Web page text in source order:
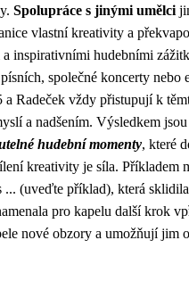
Spolupráce s jinými umělci
vlastní kreativity a
a inspirativními hudebními
společné koncerty nebo
a Radeček vždy přistupují k
a nadšením. Výsledkem
hudební momenty, které
kreativity je síla. Příkladem
... (uveďte příklad), která
pro kapelu další krok
nové obzory a umožňují jim